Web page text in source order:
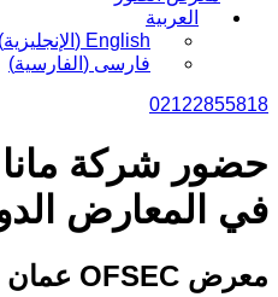
العربية
English
( الإنجليزية)
فارسی ( الفارسية)
02122855818
حضور شركة مانا
في المعارض
معرض OFSEC عمان الدولي 2025